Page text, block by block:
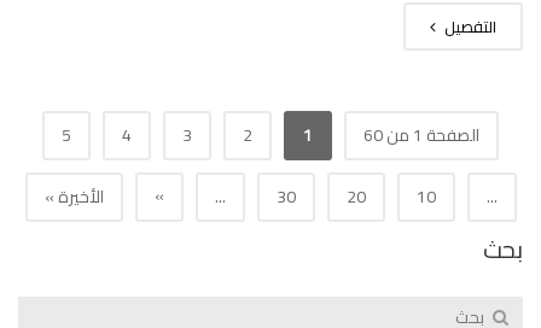
التفصيل
الصفحة 1 من 60 1
2
3
4
5
...
10
20
30
...
» الأخيرة »
بحث